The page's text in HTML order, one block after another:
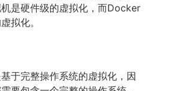
是硬件级的虚拟化，而Docker
拟化。
于完整操作系统的虚拟化，因